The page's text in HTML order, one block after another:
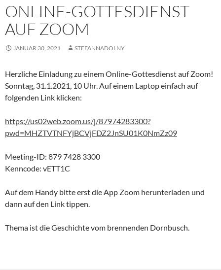
ONLINE-GOTTESDIENST
AUF ZOOM
JANUAR 30, 2021 STEFANNADOLNY
Herzliche Einladung zu einem Online-Gottesdienst auf Zoom!
Sonntag, 31.1.2021, 10 Uhr. Auf einem Laptop einfach auf
folgenden Link klicken:
https://us02web.zoom.us/j/87974283300?
pwd=MHZTVTNFYjBCVjFDZ2JnSU01K0NmZz09
Meeting-ID: 879 7428 3300
Kenncode: vETT1C
Auf dem Handy bitte erst die App Zoom herunterladen und
dann auf den Link tippen.
Thema ist die Geschichte vom brennenden Dornbusch.